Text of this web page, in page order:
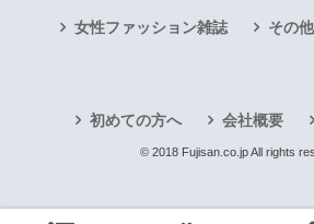
女性ファッション雑誌 その
初めての方へ 会社概要
© 2018 Fujisan.co.jp All rights